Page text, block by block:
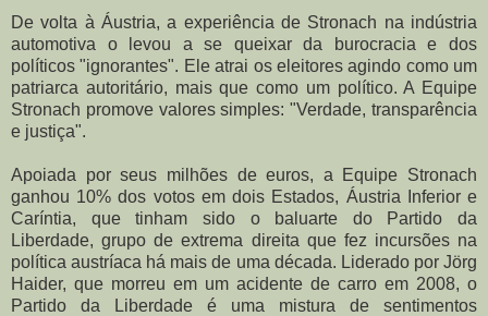
De volta à Áustria, a experiência de Stronach na indústria
automotiva o levou a se queixar da burocracia e dos
políticos "ignorantes". Ele atrai os eleitores agindo como um
patriarca autoritário, mais que como um político. A Equipe
Stronach promove valores simples: "Verdade, transparência
e justiça".
Apoiada por seus milhões de euros, a Equipe Stronach
ganhou 10% dos votos em dois Estados, Áustria Inferior e
Caríntia, que tinham sido o baluarte do Partido da
Liberdade, grupo de extrema direita que fez incursões na
política austríaca há mais de uma década. Liderado por Jörg
Haider, que morreu em um acidente de carro em 2008, o
Partido da Liberdade é uma mistura de sentimentos